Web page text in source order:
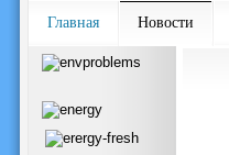
Главная Новости